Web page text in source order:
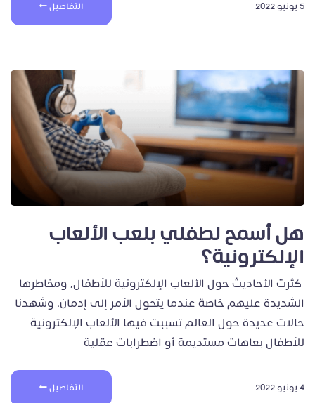
5 يونيو 2022 التفاصيل
هل أسمح لطفلي بلعب الألعاب
الإلكترونية؟
كثرت الأحاديث حول الألعاب الإلكترونية للأطفال، ومخاطرها
الشديدة عليهم خاصة عندما يتحول الأمر إلى إدمان. وشهدنا
حالات عديدة حول العالم تسببت فيها الألعاب الإلكترونية
للأطفال بعاهات مستديمة أو اضطرابات عقلية
4 يونيو 2022 التفاصيل